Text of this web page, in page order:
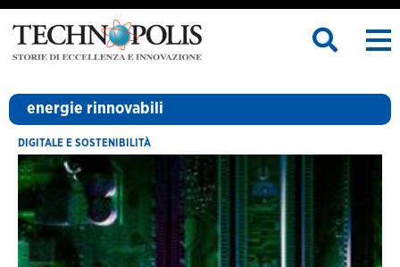
energie rinnovabili
DIGITALE E SOSTENIBILITÀ